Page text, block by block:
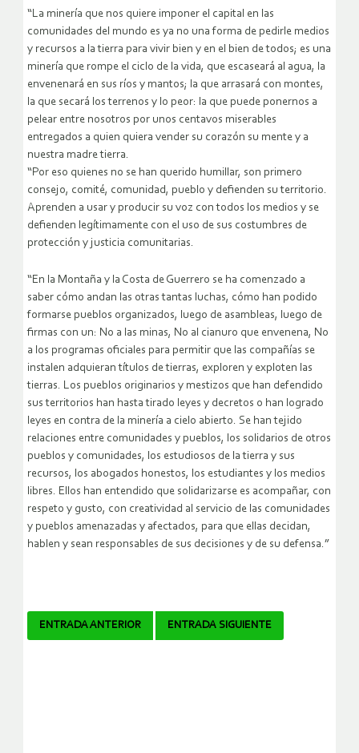
“La minería que nos quiere imponer el capital en las
comunidades del mundo es ya no una forma de pedirle medios
y recursos a la tierra para vivir bien y en el bien de todos; es una
minería que rompe el ciclo de la vida, que escaseará al agua, la
envenenará en sus ríos y mantos; la que arrasará con montes,
la que secará los terrenos y lo peor: la que puede ponernos a
pelear entre nosotros por unos centavos miserables
entregados a quien quiera vender su corazón su mente y a
nuestra madre tierra.
“Por eso quienes no se han querido humillar, son primero
consejo, comité, comunidad, pueblo y defienden su territorio.
Aprenden a usar y producir su voz con todos los medios y se
defienden legítimamente con el uso de sus costumbres de
protección y justicia comunitarias.
“En la Montaña y la Costa de Guerrero se ha comenzado a
saber cómo andan las otras tantas luchas, cómo han podido
formarse pueblos organizados, luego de asambleas, luego de
firmas con un: No a las minas, No al cianuro que envenena, No
a los programas oficiales para permitir que las compañías se
instalen adquieran títulos de tierras, exploren y exploten las
tierras. Los pueblos originarios y mestizos que han defendido
sus territorios han hasta tirado leyes y decretos o han logrado
leyes en contra de la minería a cielo abierto. Se han tejido
relaciones entre comunidades y pueblos, los solidarios de otros
pueblos y comunidades, los estudiosos de la tierra y sus
recursos, los abogados honestos, los estudiantes y los medios
libres. Ellos han entendido que solidarizarse es acompañar, con
respeto y gusto, con creatividad al servicio de las comunidades
y pueblos amenazadas y afectados, para que ellas decidan,
hablen y sean responsables de sus decisiones y de su defensa.”
Navegador
ENTRADA ANTERIOR ENTRADA SIGUIENTE